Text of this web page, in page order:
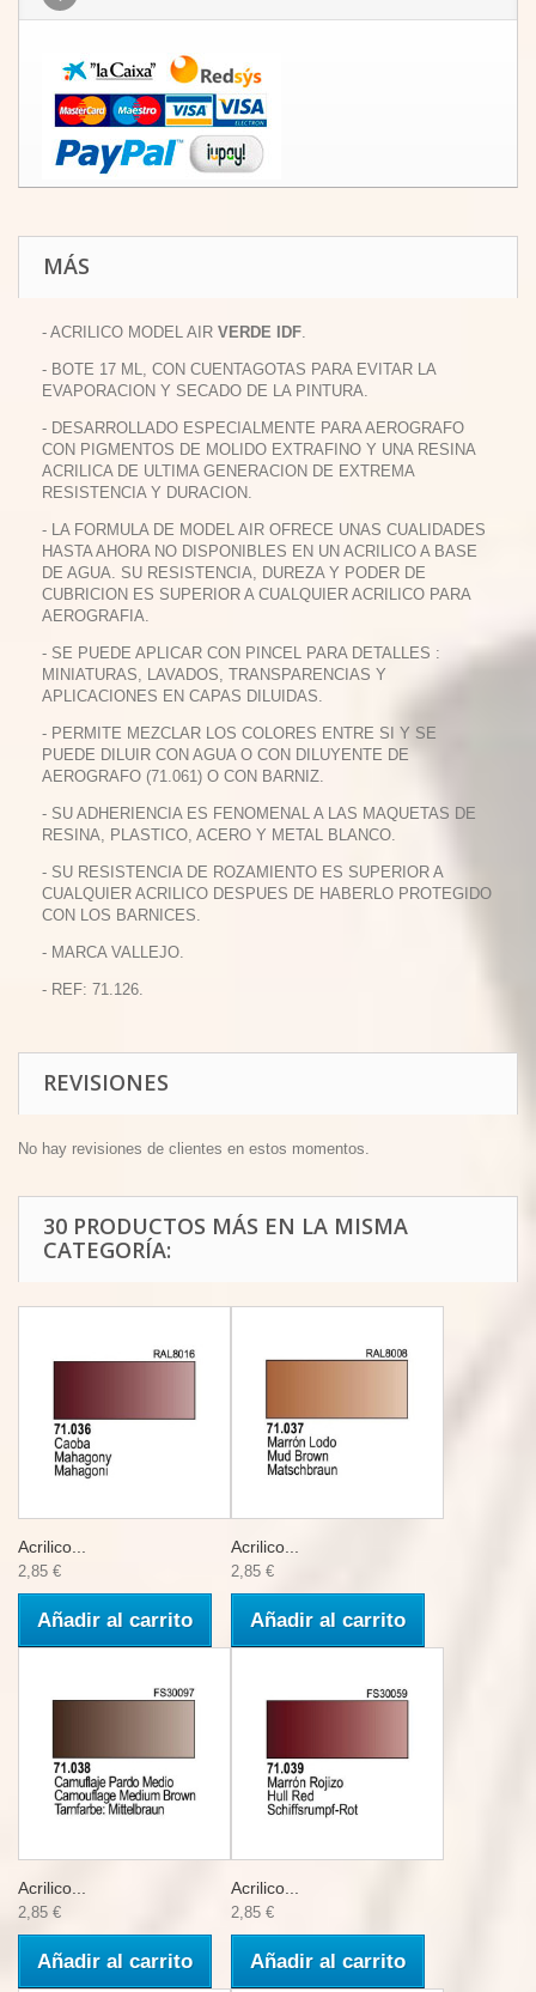
MÁS
- ACRILICO MODEL AIR VERDE IDF.
- BOTE 17 ML, CON CUENTAGOTAS PARA EVITAR LA
EVAPORACION Y SECADO DE LA PINTURA.
- DESARROLLADO ESPECIALMENTE PARA AEROGRAFO
CON PIGMENTOS DE MOLIDO EXTRAFINO Y UNA RESINA
ACRILICA DE ULTIMA GENERACION DE EXTREMA
RESISTENCIA Y DURACION.
- LA FORMULA DE MODEL AIR OFRECE UNAS CUALIDADES
HASTA AHORA NO DISPONIBLES EN UN ACRILICO A BASE
DE AGUA. SU RESISTENCIA, DUREZA Y PODER DE
CUBRICION ES SUPERIOR A CUALQUIER ACRILICO PARA
AEROGRAFIA.
- SE PUEDE APLICAR CON PINCEL PARA DETALLES :
MINIATURAS, LAVADOS, TRANSPARENCIAS Y
APLICACIONES EN CAPAS DILUIDAS.
- PERMITE MEZCLAR LOS COLORES ENTRE SI Y SE
PUEDE DILUIR CON AGUA O CON DILUYENTE DE
AEROGRAFO (71.061) O CON BARNIZ.
- SU ADHERIENCIA ES FENOMENAL A LAS MAQUETAS DE
RESINA, PLASTICO, ACERO Y METAL BLANCO.
- SU RESISTENCIA DE ROZAMIENTO ES SUPERIOR A
CUALQUIER ACRILICO DESPUES DE HABERLO PROTEGIDO
CON LOS BARNICES.
- MARCA VALLEJO.
- REF: 71.126.
REVISIONES
No hay revisiones de clientes en estos momentos.
30 PRODUCTOS MÁS EN LA MISMA
CATEGORÍA:
Acrilico...
2,85 €
Añadir al carrito
Acrilico...
2,85 €
Añadir al carrito
Acrilico...
2,85 €
Añadir al carrito
Acrilico...
2,85 €
Añadir al carrito